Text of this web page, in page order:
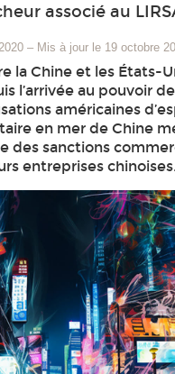
associé au
– Mis à jour le 19 octobre
la Chine et les États-
l’arrivée au pouvoir
américaines
en mer de Chine
des sanctions
entreprises